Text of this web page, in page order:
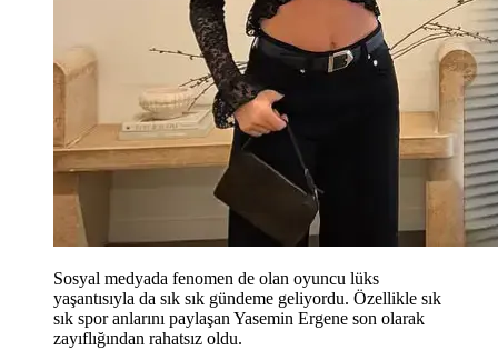
Sosyal medyada fenomen de olan oyuncu lüks
yaşantısıyla da sık sık gündeme geliyordu. Özellikle sık
sık spor anlarını paylaşan Yasemin Ergene son olarak
zayıflığından rahatsız oldu.